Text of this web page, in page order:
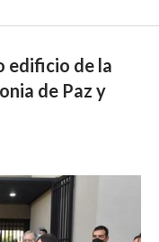
edificio de la
de Paz y